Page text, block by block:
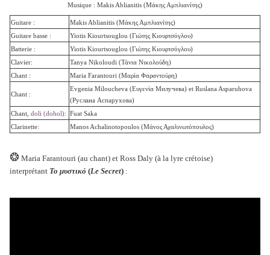
Musique : Makis Ablianitis (Μάκης Αμπλιανίτης)
Guitare :
Makis Ablianitis (Μάκης Αμπλιανίτης)
Guitare basse :
Yiotis Kiourtsouglou (Γιώτης Κιουρτσόγλου)
Batterie :
Yiotis Kiourtsouglou (Γιώτης Κιουρτσόγλου)
Clavier:
Tanya Nikoloudi (Τάνια Νικολούδη)
Chant :
Maria Farantouri (Μαρία Φαραντούρη)
Chant :
Evgenia Miloucheva (Ευγενία Милучева) et Ruslana Asparuhova
(Руслана Аспарухова)
Chant, doli (dohol):
Fuat Saka
Clarinette:
Manos Achalinotopoulos (Μάνος Αχαλινωτόπουλος)
❂ Maria Farantouri (au chant) et Ross Daly (à la lyre crétoise)
interprétant Το μυστικό (Le Secret) :